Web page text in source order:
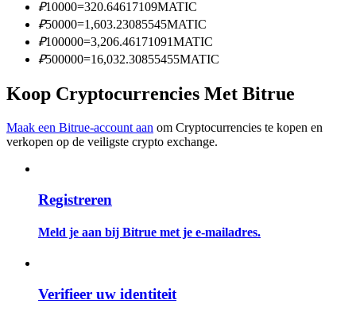
Big data-analyse inclusief handelsinformatie, enz.
Futures-startgids
₽10000=320.64617109MATIC
₽50000=1,603.23085545MATIC
₽100000=3,206.46171091MATIC
₽500000=16,032.30855455MATIC
Koop Cryptocurrencies Met Bitrue
Maak een Bitrue-account aan om Cryptocurrencies te kopen en
verkopen op de veiligste crypto exchange.
Registreren
Meld je aan bij Bitrue met je e-mailadres.
Verifieer uw identiteit